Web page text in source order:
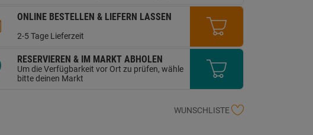
ONLINE BESTELLEN & LIEFERN LASSEN
2-5 Tage Lieferzeit
RESERVIEREN & IM MARKT ABHOLEN
Um die Verfügbarkeit vor Ort zu prüfen, wähle
bitte deinen Markt
WUNSCHLISTE